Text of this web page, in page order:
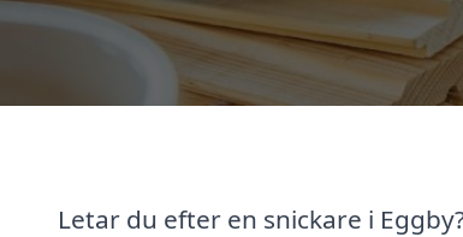
Letar du efter en snickare i